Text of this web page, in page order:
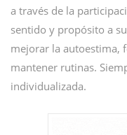
a través de la
sentido y propósito a
mejorar la autoestima,
mantener rutinas.
individualizada.